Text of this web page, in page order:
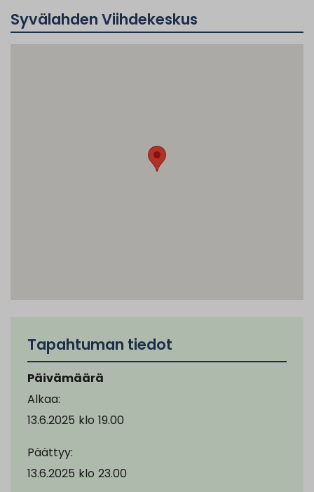
Syvälahden Viihdekeskus
Tapahtuman tiedot
Päivämäärä
Alkaa:
13.6.2025 klo 19.00
Päättyy:
13.6.2025 klo 23.00